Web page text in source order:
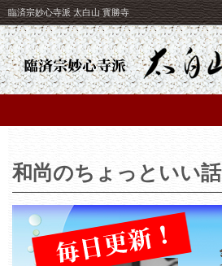
臨済宗妙心寺派 太白山 寳勝寺
和尚のちょっといい話